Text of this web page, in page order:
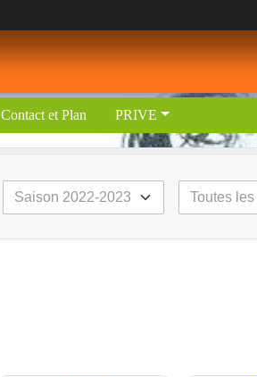
Contact et Plan PRIVE